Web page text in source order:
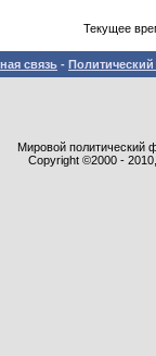
Текущее
связь -
Мировой политический
Copyright ©2000 -